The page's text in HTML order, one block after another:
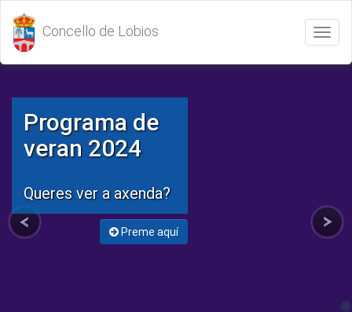
Abrir
/
Cerrar
Concello de Lobios
Programa de
veran 2024
Queres ver a axenda?
Preme aquí